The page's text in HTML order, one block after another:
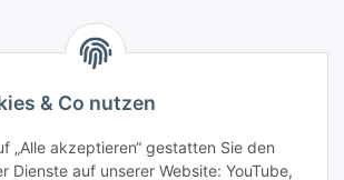
& Co nutzen
„Alle akzeptieren“ gestatten Sie den
Dienste auf unserer Website: YouTube,